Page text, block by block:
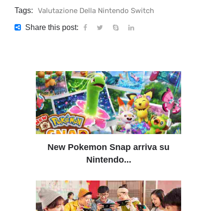
Tags: Valutazione Della Nintendo Switch
Share this post:
New Pokemon Snap arriva su
Nintendo...